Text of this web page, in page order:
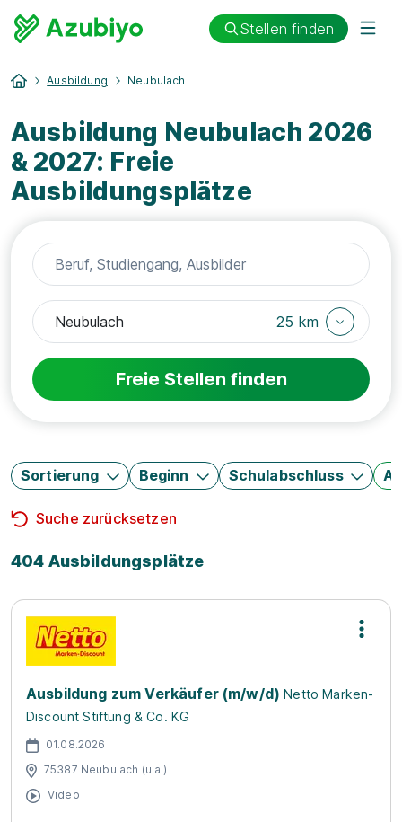
Stellen finden
Ausbildung Neubulach
Ausbildung Neubulach 2026
& 2027: Freie
Ausbildungsplätze
25 km
Freie Stellen finden
Sortierung Beginn Schulabschluss
Suche zurücksetzen
404 Ausbildungsplätze
Ausbildung zum Verkäufer (m/w/d) Netto Marken-
Discount Stiftung & Co. KG
01.08.2026
75387 Neubulach (u.a.)
Video